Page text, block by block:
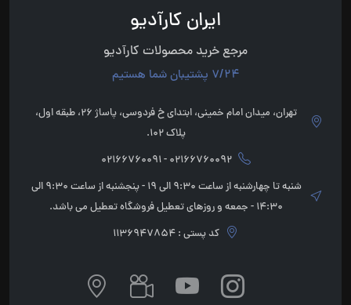
ایران کارآدیو
مرجع خرید محصولات کارآدیو
7/24 پشتیبان شما هستیم
تهران، میدان امام خمینی، ابتدای خ فردوسی، پاساژ 26، طبقه اول،
پلاک 102.
02166760092 - 02166760091
شنبه تا چهارشنبه از ساعت 9:30 الی 19 - پنجشنبه از ساعت 9:30 الی
14:30 - جمعه و روزهای تعطیل فروشگاه تعطیل می باشد.
کد پستی : 1136947854